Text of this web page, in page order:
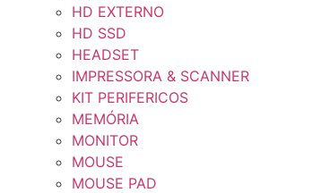
HD EXTERNO
HD SSD
HEADSET
IMPRESSORA & SCANNER
KIT PERIFERICOS
MEMÓRIA
MONITOR
MOUSE
MOUSE PAD